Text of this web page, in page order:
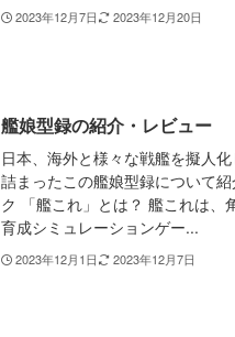
2023年12月7日 2023年12月20日
艦娘型録の紹介・レビュー
日本、海外と様々な戦艦を擬人
詰まったこの艦娘型録について
ク 「艦これ」とは？ 艦これは、
育成シミュレーションゲー...
2023年12月1日 2023年12月7日